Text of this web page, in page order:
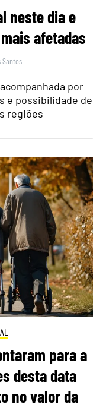
neste dia e
afetadas
Santos
por
e possibilidade de
regiões
para a
desta data
no valor da